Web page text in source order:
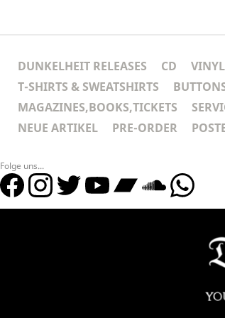
DUNKELHEIT RELEASES CD VINYL
T-SHIRTS & SWEATSHIRTS
MAGAZINES,BOOKS,TICKETS
NEUE ARTIKEL
PRE-ORDER
Folge uns...